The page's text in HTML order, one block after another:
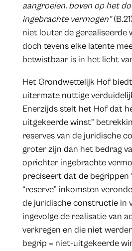
aangroeien, boven op het
ingebrachte vermogen”
niet louter de gerealiseerde
doch tevens elke latente
betwistbaar is in het licht
Het Grondwettelijk Hof
uitermate nuttige
Enerzijds stelt het Hof dat
uitgekeerde winst”
reserves van de juridische
groter zijn dan het bedrag
oprichter ingebrachte
preciseert dat de begrippen
“reserve” inkomsten
de juridische constructie in
ingevolge de realisatie van
verkregen en die niet
begrip « niet-uitgekeerde